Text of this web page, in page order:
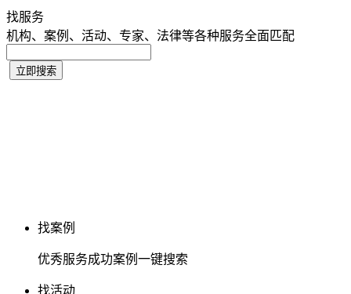
找服务
机构、案例、活动、专家、法律等各种服务全面匹配
找案例
优秀服务成功案例一键搜索
找活动